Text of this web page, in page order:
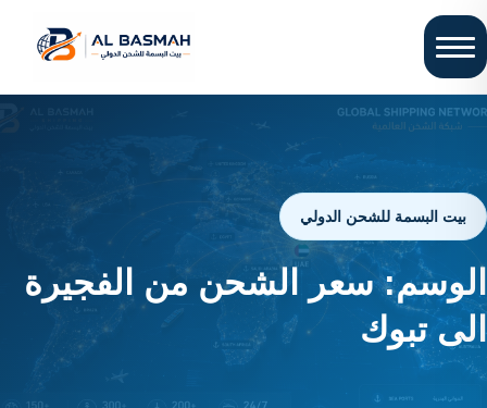
بيت البسمة للشحن الدولي
الوسم:سعر الشحن من الفجيرة
الى تبوك